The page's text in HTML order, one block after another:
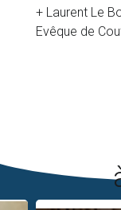
+ Laurent Le
Evêque de